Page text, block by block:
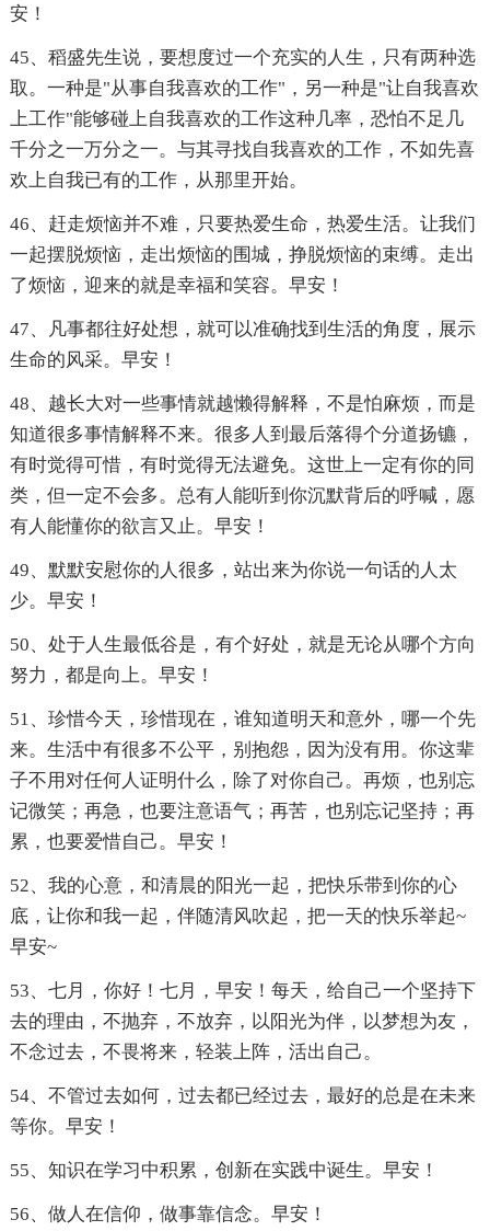
安！
45、稻盛先生说，要想度过一个充实的人生，只有两种选
取。一种是"从事自我喜欢的工作"，另一种是"让自我喜欢
上工作"能够碰上自我喜欢的工作这种几率，恐怕不足几
千分之一万分之一。与其寻找自我喜欢的工作，不如先喜
欢上自我已有的工作，从那里开始。
46、赶走烦恼并不难，只要热爱生命，热爱生活。让我们
一起摆脱烦恼，走出烦恼的围城，挣脱烦恼的束缚。走出
了烦恼，迎来的就是幸福和笑容。早安！
47、凡事都往好处想，就可以准确找到生活的角度，展示
生命的风采。早安！
48、越长大对一些事情就越懒得解释，不是怕麻烦，而是
知道很多事情解释不来。很多人到最后落得个分道扬镳，
有时觉得可惜，有时觉得无法避免。这世上一定有你的同
类，但一定不会多。总有人能听到你沉默背后的呼喊，愿
有人能懂你的欲言又止。早安！
49、默默安慰你的人很多，站出来为你说一句话的人太
少。早安！
50、处于人生最低谷是，有个好处，就是无论从哪个方向
努力，都是向上。早安！
51、珍惜今天，珍惜现在，谁知道明天和意外，哪一个先
来。生活中有很多不公平，别抱怨，因为没有用。你这辈
子不用对任何人证明什么，除了对你自己。再烦，也别忘
记微笑；再急，也要注意语气；再苦，也别忘记坚持；再
累，也要爱惜自己。早安！
52、我的心意，和清晨的阳光一起，把快乐带到你的心
底，让你和我一起，伴随清风吹起，把一天的快乐举起~
早安~
53、七月，你好！七月，早安！每天，给自己一个坚持下
去的理由，不抛弃，不放弃，以阳光为伴，以梦想为友，
不念过去，不畏将来，轻装上阵，活出自己。
54、不管过去如何，过去都已经过去，最好的总是在未来
等你。早安！
55、知识在学习中积累，创新在实践中诞生。早安！
56、做人在信仰，做事靠信念。早安！